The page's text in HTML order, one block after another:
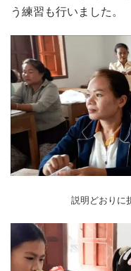
う練習も行いました。
説明どおりに